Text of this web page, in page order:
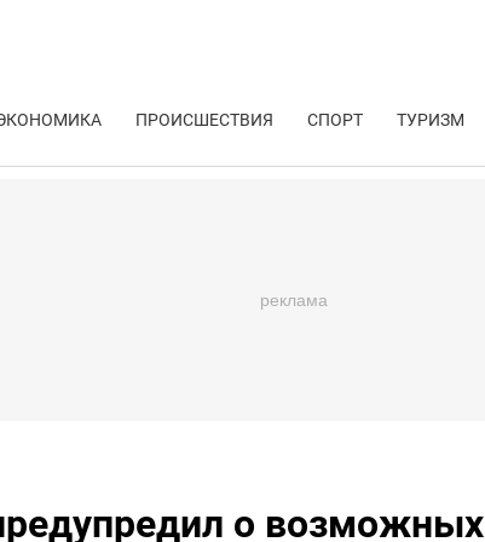
ПРОИСШЕСТВИЯ СПОРТ ТУРИЗМ
о возможных